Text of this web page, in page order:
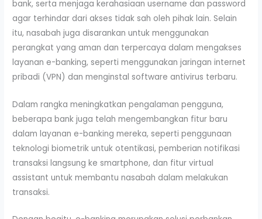
bank, serta menjaga kerahasiaan username dan password
agar terhindar dari akses tidak sah oleh pihak lain. Selain
itu, nasabah juga disarankan untuk menggunakan
perangkat yang aman dan terpercaya dalam mengakses
layanan e-banking, seperti menggunakan jaringan internet
pribadi (VPN) dan menginstal software antivirus terbaru.
Dalam rangka meningkatkan pengalaman pengguna,
beberapa bank juga telah mengembangkan fitur baru
dalam layanan e-banking mereka, seperti penggunaan
teknologi biometrik untuk otentikasi, pemberian notifikasi
transaksi langsung ke smartphone, dan fitur virtual
assistant untuk membantu nasabah dalam melakukan
transaksi.